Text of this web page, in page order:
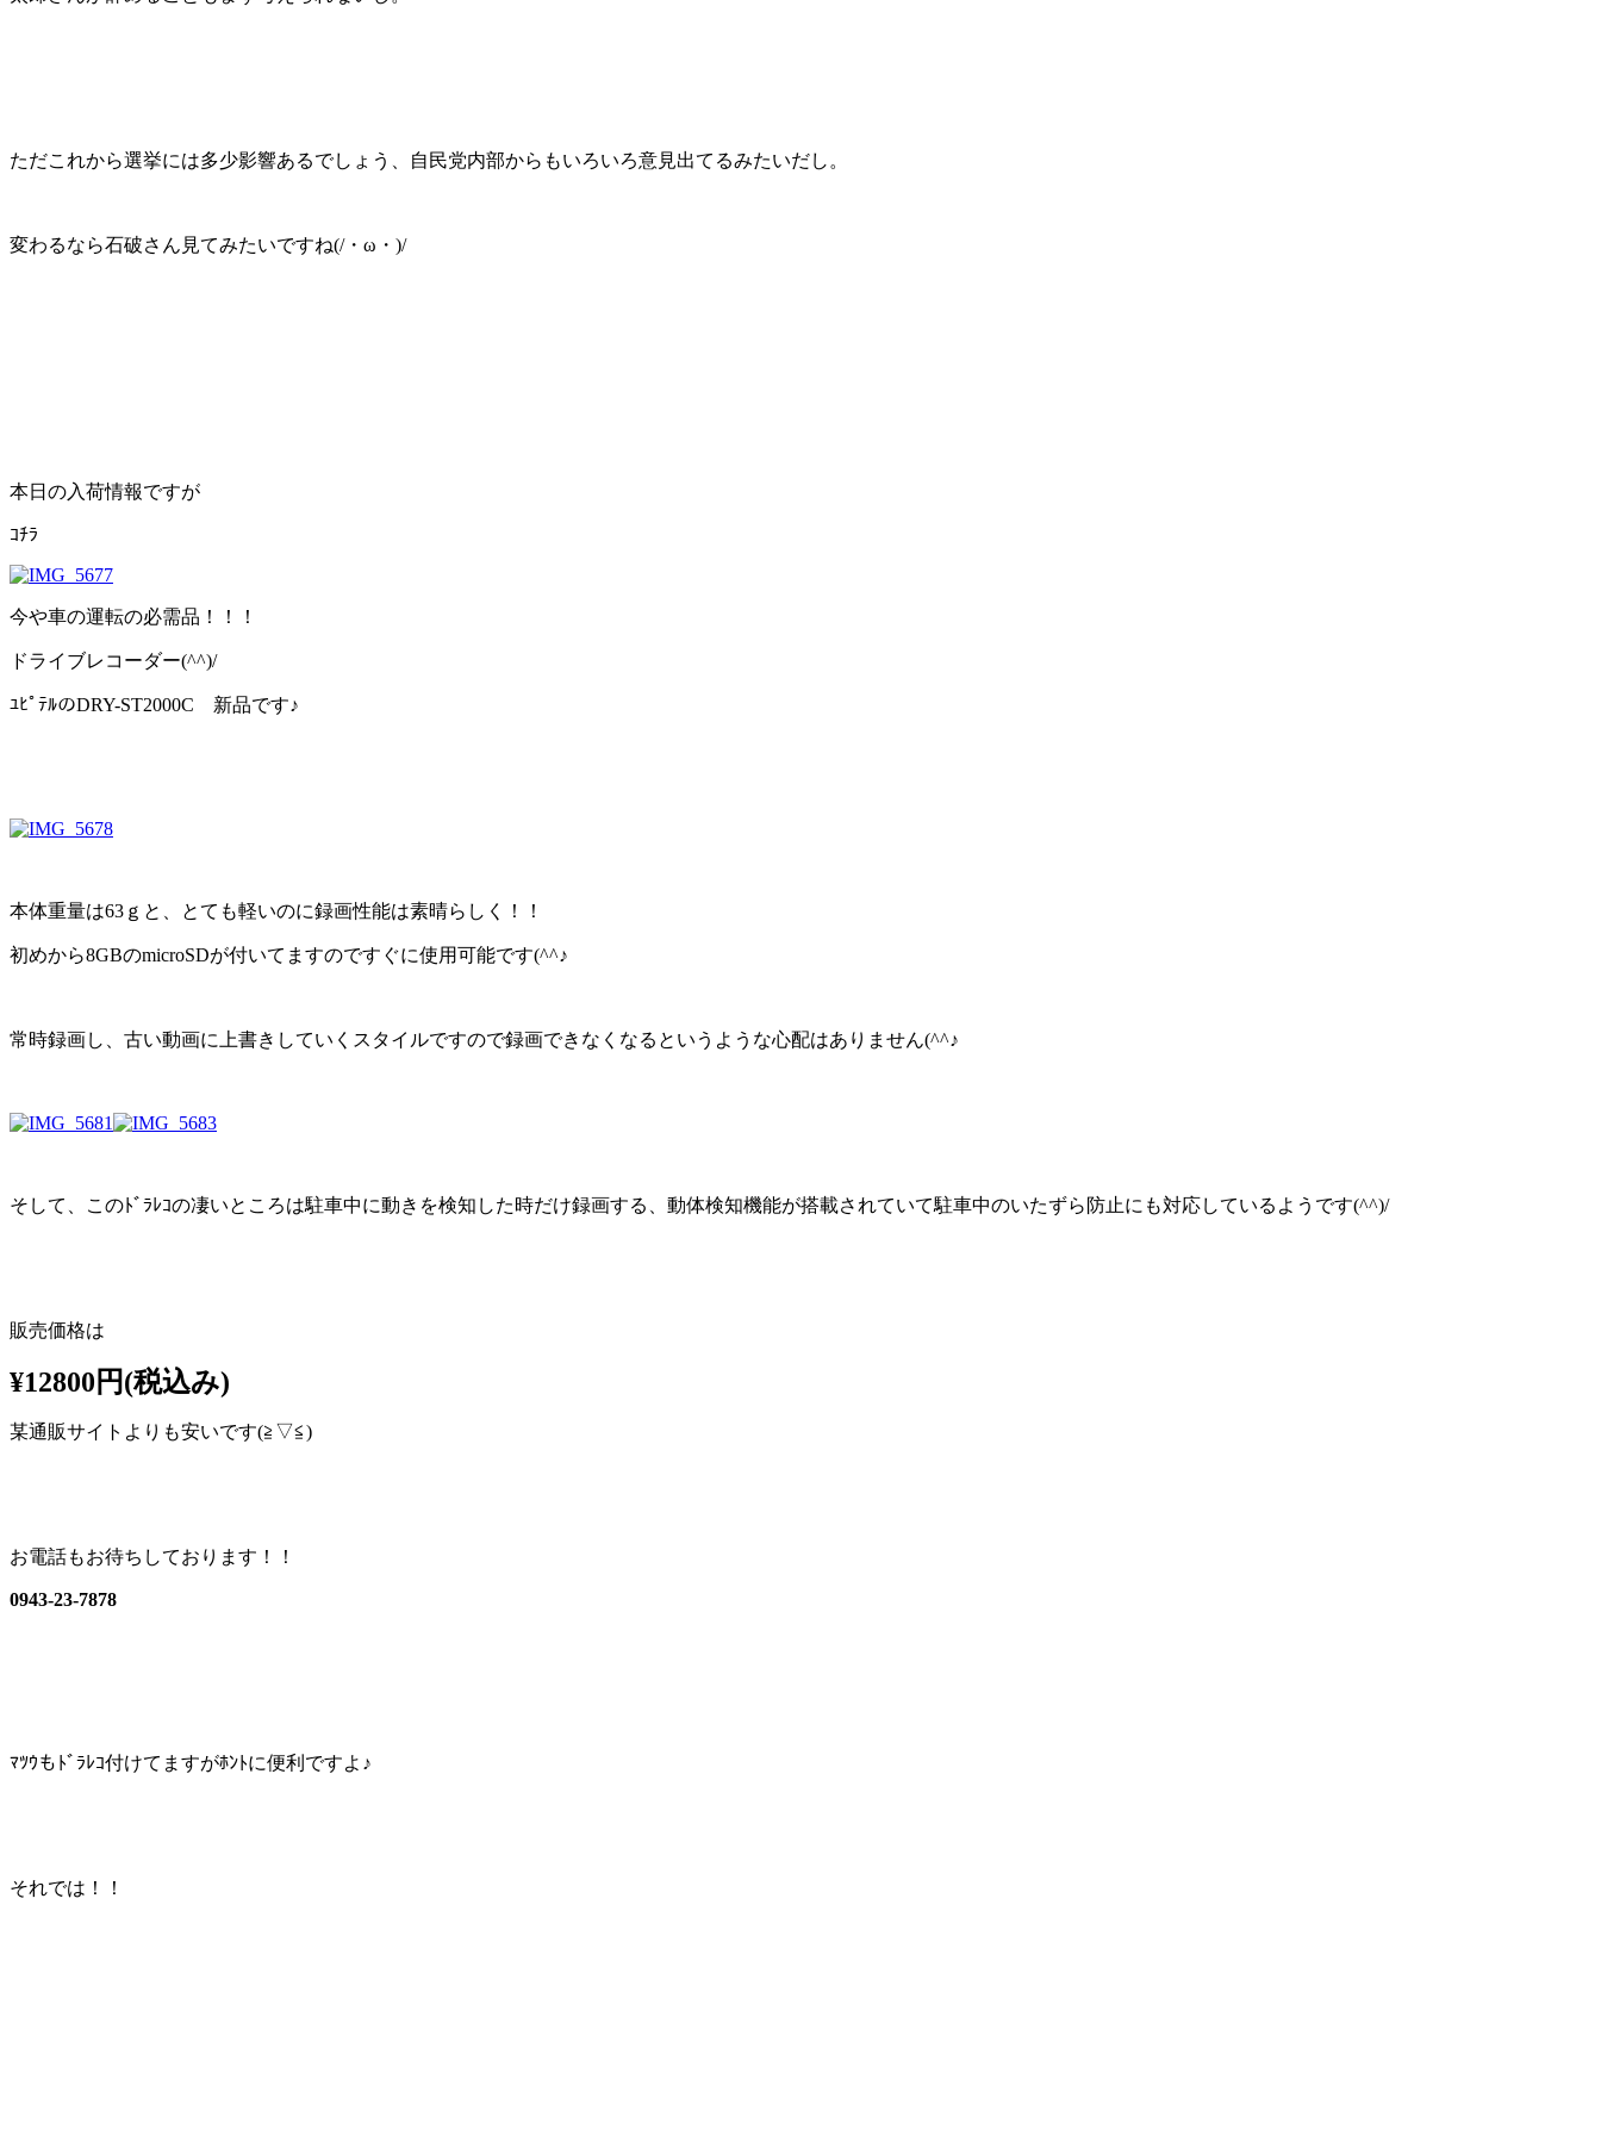
ただこれから選挙には多少影響あるでしょう、自民党内部からもいろいろ意見出てるみたいだし。
変わるなら石破さん見てみたいですね(/・ω・)/
本日の入荷情報ですが
ｺﾁﾗ
今や車の運転の必需品！！！
ドライブレコーダー(^^)/
ﾕﾋﾟﾃﾙのDRY-ST2000C 新品です♪
本体重量は63ｇと、とても軽いのに録画性能は素晴らしく！！
初めから8GBのmicroSDが付いてますのですぐに使用可能です(^^♪
常時録画し、古い動画に上書きしていくスタイルですので録画できなくなるというような心配はありません(^^♪
そして、このﾄﾞﾗﾚｺの凄いところは駐車中に動きを検知した時だけ録画する、動体検知機能が搭載されていて駐車中のいたずら防止にも対応しているようです(^^)/
販売価格は
¥12800円(税込み)
某通販サイトよりも安いです(≧▽≦)
お電話もお待ちしております！！
0943-23-7878
ﾏﾂｳもﾄﾞﾗﾚｺ付けてますがﾎﾝﾄに便利ですよ♪
それでは！！